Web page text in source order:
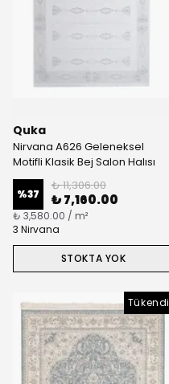
Quka
Nirvana A626 Geleneksel
Motifli Klasik Bej Salon Halısı
%37
₺ 11,306.00
₺ 7,160.00
₺ 3,580.00 / m²
3 Nirvana
STOKTA YOK
Tükendi